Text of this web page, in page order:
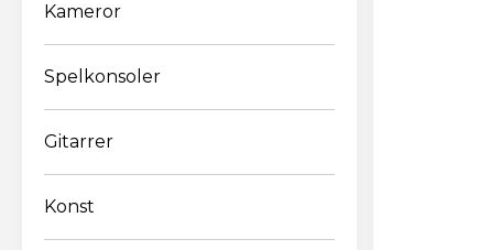
Kameror
Spelkonsoler
Gitarrer
Konst